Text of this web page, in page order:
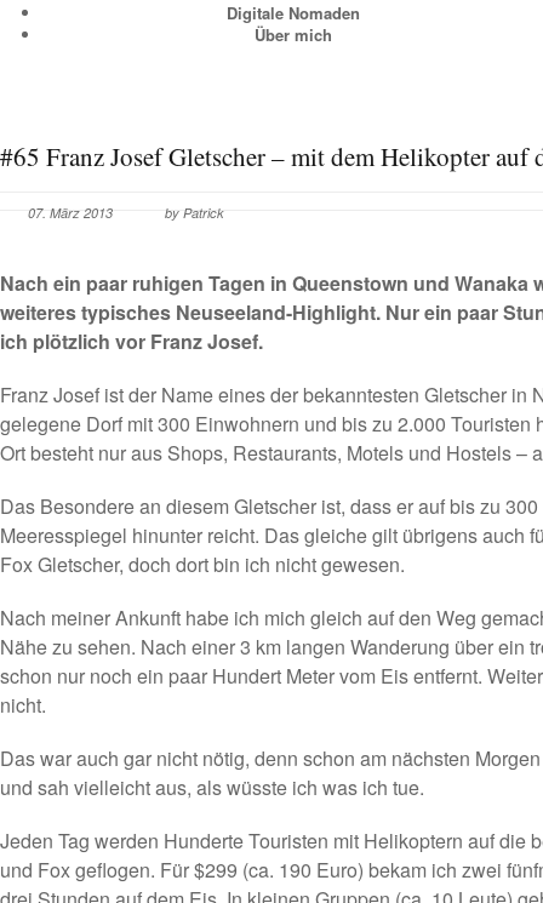
Digitale Nomaden
Über mich
#65 Franz Josef Gletscher – mit dem Helikopter auf
07. März 2013 by Patrick
Nach ein paar ruhigen Tagen in Queenstown und Wanaka
weiteres typisches Neuseeland-Highlight. Nur ein paar
ich plötzlich vor Franz Josef.
Franz Josef ist der Name eines der bekanntesten Gletscher in
gelegene Dorf mit 300 Einwohnern und bis zu 2.000 Touristen
Ort besteht nur aus Shops, Restaurants, Motels und Hostels –
Das Besondere an diesem Gletscher ist, dass er auf bis zu
Meeresspiegel hinunter reicht. Das gleiche gilt übrigens auch
Fox Gletscher, doch dort bin ich nicht gewesen.
Nach meiner Ankunft habe ich mich gleich auf den Weg
Nähe zu sehen. Nach einer 3 km langen Wanderung über ein
schon nur noch ein paar Hundert Meter vom Eis entfernt.
nicht.
Das war auch gar nicht nötig, denn schon am nächsten
und sah vielleicht aus, als wüsste ich was ich tue.
Jeden Tag werden Hunderte Touristen mit Helikoptern auf die
und Fox geflogen. Für $299 (ca. 190 Euro) bekam ich zwei